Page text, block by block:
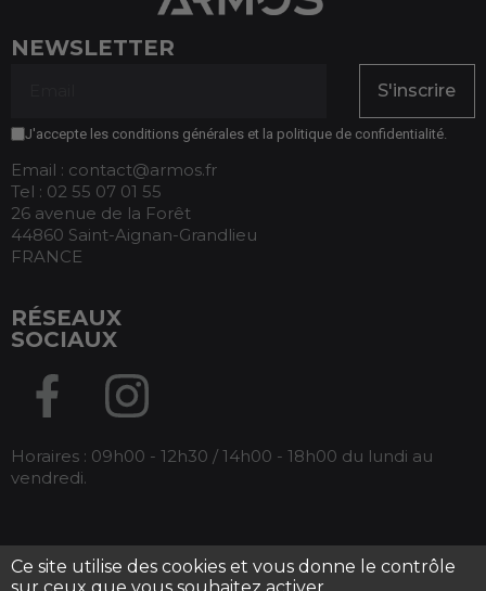
NEWSLETTER
S'inscrire
J'accepte les conditions générales et la politique de confidentialité.
Email : contact@armos.fr
Tel : 02 55 07 01 55
26 avenue de la Forêt
44860 Saint-Aignan-Grandlieu
FRANCE
RÉSEAUX
SOCIAUX
Horaires : 09h00 - 12h30 / 14h00 - 18h00 du lundi au
vendredi.
Tous droits réservés Armos -Mentions légales
Ce site utilise des cookies et vous donne le contrôle